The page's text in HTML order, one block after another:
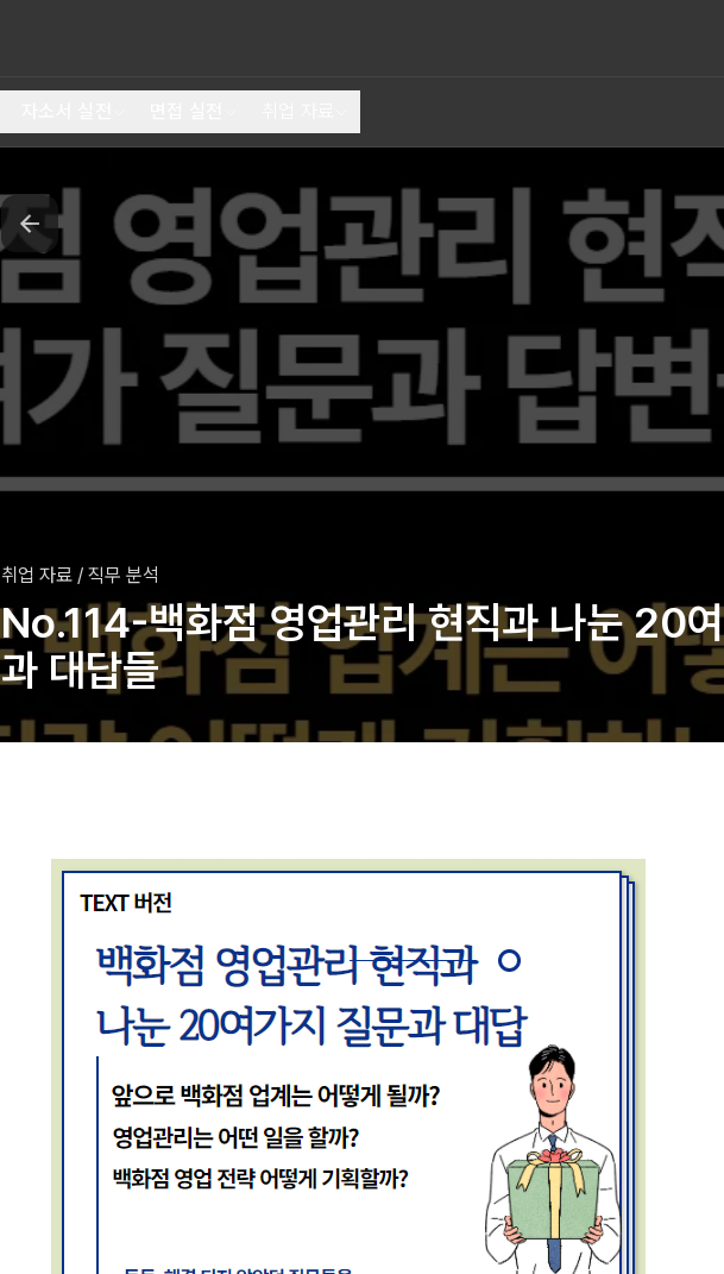
취업 자료 / 직무 분석
No.114-백화점 영업관리 현직과 나눈 20
과 대답들